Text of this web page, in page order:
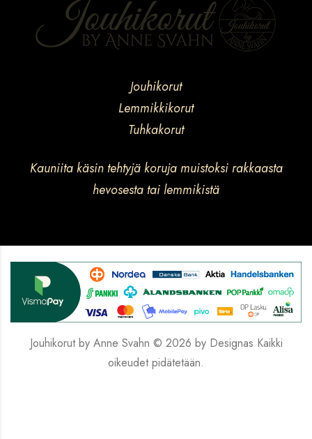
Jouhikorut
Lemmikkikorut
Tuhkakorut
Kauniita käsin tehtyjä koruja muistoksi rakkaasta
hevosesta tai lemmikistä
Jouhikorut by Anne Svahn © 2026 by Designas Kaikki
oikeudet pidätetään.